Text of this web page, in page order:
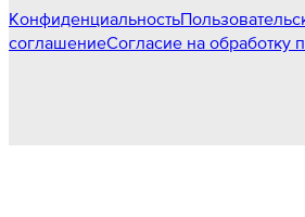
Конфиденциальность
соглашениеСогласие на обработку